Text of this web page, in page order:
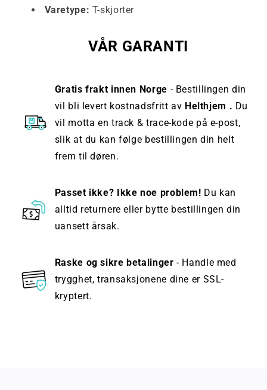
Varetype: T-skjorter
VÅR GARANTI
Gratis frakt innen Norge - Bestillingen din
vil bli levert kostnadsfritt av Helthjem . Du
vil motta en track & trace-kode på e-post,
slik at du kan følge bestillingen din helt
frem til døren.
Passet ikke? Ikke noe problem! Du kan
alltid returnere eller bytte bestillingen din
uansett årsak.
Raske og sikre betalinger - Handle med
trygghet, transaksjonene dine er SSL-
kryptert.